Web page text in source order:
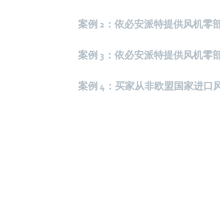
案例 2：依必安派特提供风机零
案例 3：依必安派特提供风机零
案例 4：买家从非欧盟国家进口